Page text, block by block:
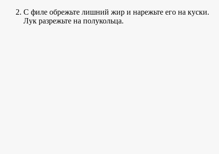
С филе обрежьте лишний жир и нарежьте его на куски.
Лук разрежьте на полукольца.